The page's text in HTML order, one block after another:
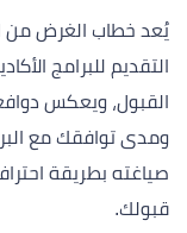
يُعد خطاب الغرض من
التقديم للبرامج
القبول، ويعكس
ومدى توافقك مع
صياغته بطريقة
قبولك.